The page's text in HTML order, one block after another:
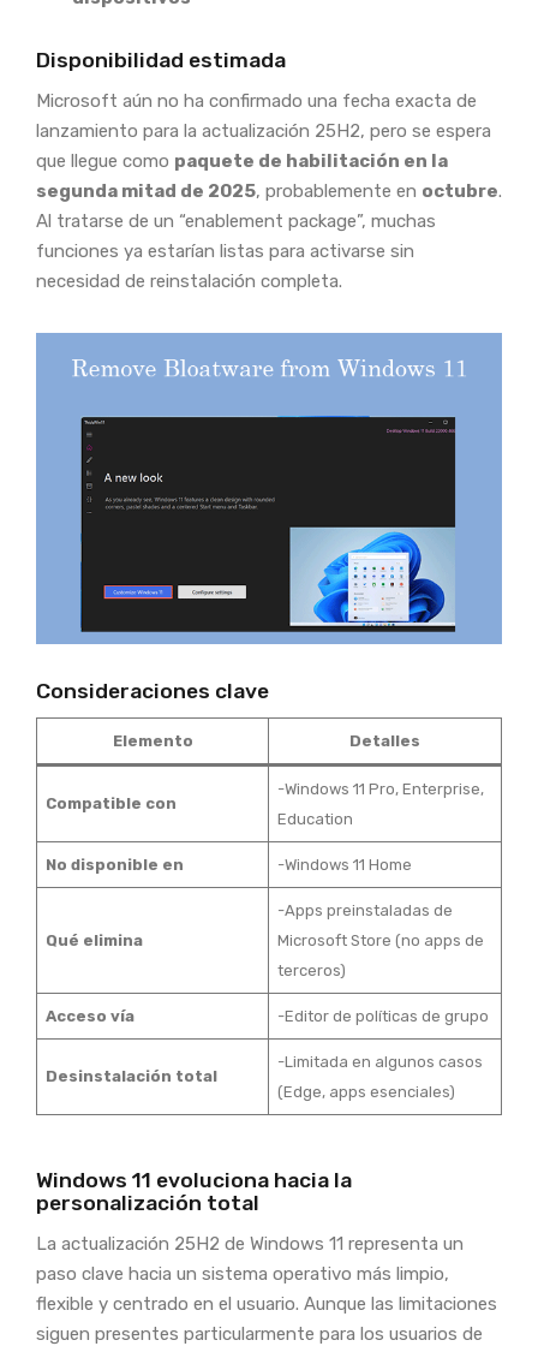
Disponibilidad estimada
Microsoft aún no ha confirmado una fecha exacta de
lanzamiento para la actualización 25H2, pero se espera
que llegue como paquete de habilitación en la
segunda mitad de 2025, probablemente en octubre.
Al tratarse de un “enablement package”, muchas
funciones ya estarían listas para activarse sin
necesidad de reinstalación completa.
Consideraciones clave
Elemento Detalles
Compatible con
-Windows 11 Pro, Enterprise,
Education
No disponible en -Windows 11 Home
Qué elimina
-Apps preinstaladas de
Microsoft Store (no apps de
terceros)
Acceso vía -Editor de políticas de grupo
Desinstalación total
-Limitada en algunos casos
(Edge, apps esenciales)
Windows 11 evoluciona hacia la
personalización total
La actualización 25H2 de Windows 11 representa un
paso clave hacia un sistema operativo más limpio,
flexible y centrado en el usuario. Aunque las limitaciones
siguen presentes particularmente para los usuarios de